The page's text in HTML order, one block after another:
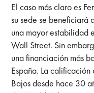
El caso más claro es
su sede se beneficiará
una mayor estabilidad
Wall Street. Sin
una financiación más
España. La
Bajos desde hace 30